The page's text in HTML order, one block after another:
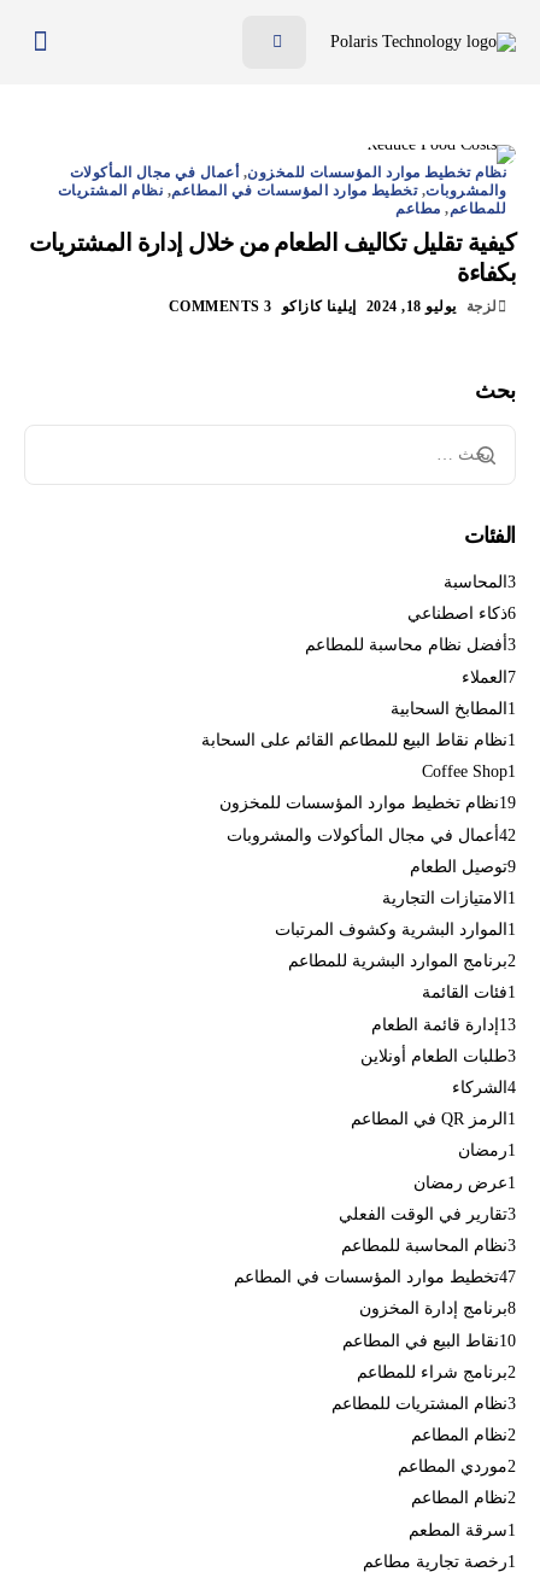
الأسعار
المدونة
الموارد
تواصل معنا
نظام تخطيط موارد المؤسسات للمخزون, أعمال في مجال المأكولات
والمشروبات,تخطيط موارد المؤسسات في المطاعم, نظام المشتريات
للمطاعم, مطاعم
كيفية تقليل تكاليف الطعام من خلال إدارة المشتريات
بكفاءة
لزجة يوليو 18, 2024 إيلينا كازاكو 3 COMMENTS
بحث
الفئات
المحاسبة 3
ذكاء اصطناعي6
أفضل نظام محاسبة للمطاعم 3
العملاء7
المطابخ السحابية 1
نظام نقاط البيع للمطاعم القائم على السحابة1
Coffee Shop1
نظام تخطيط موارد المؤسسات للمخزون19
أعمال في مجال المأكولات والمشروبات42
توصيل الطعام9
الامتيازات التجارية 1
الموارد البشرية وكشوف المرتبات 1
برنامج الموارد البشرية للمطاعم2
فئات القائمة1
إدارة قائمة الطعام13
طلبات الطعام أونلاين3
الشركاء 4
الرمز QR في المطاعم 1
رمضان1
عرض رمضان1
تقارير في الوقت الفعلي3
نظام المحاسبة للمطاعم3
تخطيط موارد المؤسسات في المطاعم47
برنامج إدارة المخزون8
نقاط البيع في المطاعم10
برنامج شراء للمطاعم2
نظام المشتريات للمطاعم3
نظام المطاعم2
موردي المطاعم2
نظام المطاعم2
سرقة المطعم1
رخصة تجارية مطاعم1